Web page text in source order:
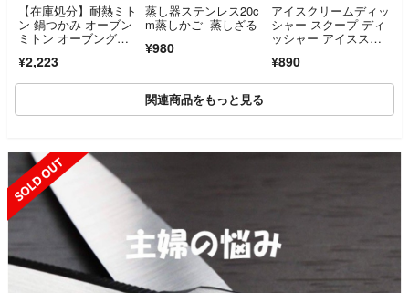
【在庫処分】耐熱ミト
ン 鍋つかみ オーブン
ミトン オーブングロ
¥2,223
蒸し器ステンレス20c
m蒸しかご 蒸しざる
¥980
アイスクリームディッ
シャー スクープ ディ
ッシャー アイススク
クリーム 冷たい ポテ
トサラダ フルーツ 秋
¥890
関連商品をもっと見る
SOLD OUT